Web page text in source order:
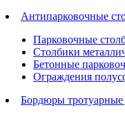
Антипарковочные
Парковочные
Столбики
Бетонные
Ограждения
Бордюры